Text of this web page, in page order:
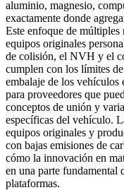
aluminio, magnesio,
exactamente donde
Este enfoque de múltiples
equipos originales
de colisión, el NVH y el
cumplen con los límites
embalaje de los vehículos
para proveedores que
conceptos de unión y
específicas del vehículo.
equipos originales y
con bajas emisiones de
cómo la innovación en
en una parte fundamental
plataformas.